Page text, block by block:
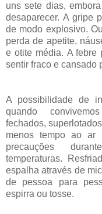
uns sete dias,
desaparecer. A gripe
de modo explosivo.
perda de apetite,
e otite média. A febre
sentir fraco e cansado
A possibilidade de
quando
fechados,
menos tempo ao ar
precauções
temperaturas.
espalha através de
de pessoa para
espirra ou tosse.